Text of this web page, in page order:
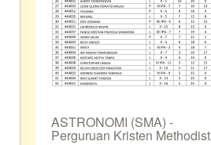
ASTRONOMI (SMA) -
Perguruan Kristen Methodist